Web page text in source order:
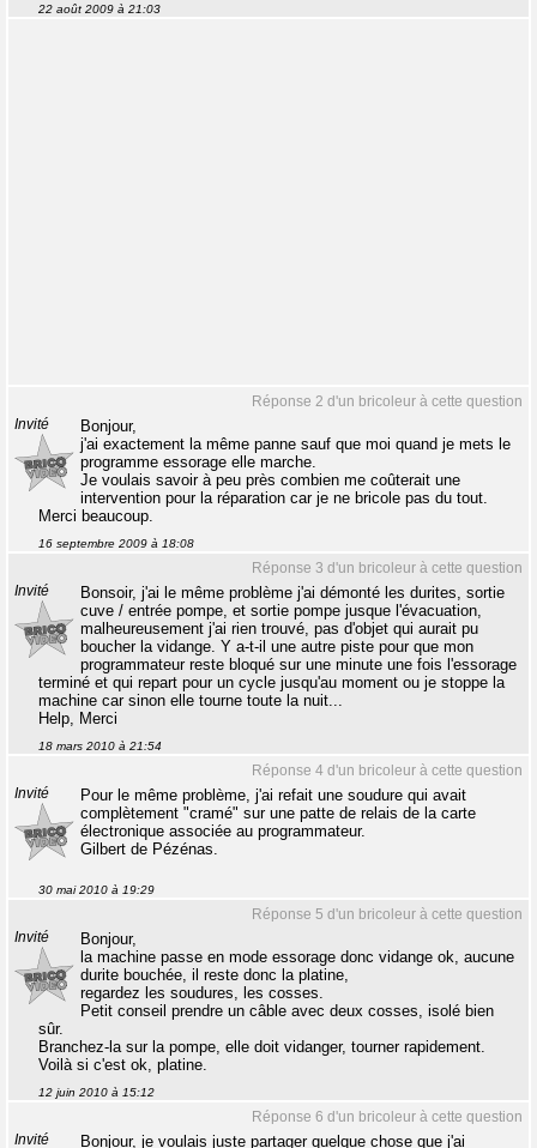
22 août 2009 à 21:03
Réponse 2 d'un bricoleur à cette question
Invité
Bonjour,
j'ai exactement la même panne sauf que moi quand je mets le
programme essorage elle marche.
Je voulais savoir à peu près combien me coûterait une
intervention pour la réparation car je ne bricole pas du tout.
Merci beaucoup.
16 septembre 2009 à 18:08
Réponse 3 d'un bricoleur à cette question
Invité
Bonsoir, j'ai le même problème j'ai démonté les durites, sortie
cuve / entrée pompe, et sortie pompe jusque l'évacuation,
malheureusement j'ai rien trouvé, pas d'objet qui aurait pu
boucher la vidange. Y a-t-il une autre piste pour que mon
programmateur reste bloqué sur une minute une fois l'essorage
terminé et qui repart pour un cycle jusqu'au moment ou je stoppe la
machine car sinon elle tourne toute la nuit...
Help, Merci
18 mars 2010 à 21:54
Réponse 4 d'un bricoleur à cette question
Invité
Pour le même problème, j'ai refait une soudure qui avait
complètement "cramé" sur une patte de relais de la carte
électronique associée au programmateur.
Gilbert de Pézénas.
30 mai 2010 à 19:29
Réponse 5 d'un bricoleur à cette question
Invité
Bonjour,
la machine passe en mode essorage donc vidange ok, aucune
durite bouchée, il reste donc la platine,
regardez les soudures, les cosses.
Petit conseil prendre un câble avec deux cosses, isolé bien
sûr.
Branchez-la sur la pompe, elle doit vidanger, tourner rapidement.
Voilà si c'est ok, platine.
12 juin 2010 à 15:12
Réponse 6 d'un bricoleur à cette question
Invité Bonjour, je voulais juste partager quelque chose que j'ai